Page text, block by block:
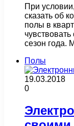
При
сказать об
полы в
сезон года.
Полы
19.03.2018
0